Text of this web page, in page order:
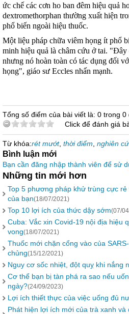
ức chế các cơn ho ban đêm hiệu quả
dextromethorphan thường xuất hiện
phổ biến ngoài hiệu thuốc.
Một liệu pháp chữa viêm họng ít phổ
minh hiệu quả là châm cứu ở tai.
nhưng nó hoàn toàn có tác dụng đối
họng", giáo sư Eccles nhấn mạnh.
Tổng số điểm của bài viết là: 0 trong 0
Click để đánh giá
Từ khóa:rét mướt, thời điểm, nghiên
Bình luận mới
Bạn cần đăng nhập thành viên để sử
Những tin mới hơn
Top 5 phương pháp khử trùng cực
của bạn(18/07/2021)
Top 10 lợi ích của thức dậy sớm(07/
Cuba: Vắc xin Covid-19 nội địa hiệu
vong(18/07/2021)
Thuốc mới chặn cổng vào của
chủng(15/12/2021)
Nguy cơ sốc nhiệt, đột quỵ khi nắng
Cơ thể bạn bị tàn phá ra sao nếu
ngày?(24/09/2023)
Lợi ích thiết thực của việc uống đủ
Phát hiện lợi ích mới của trà xanh